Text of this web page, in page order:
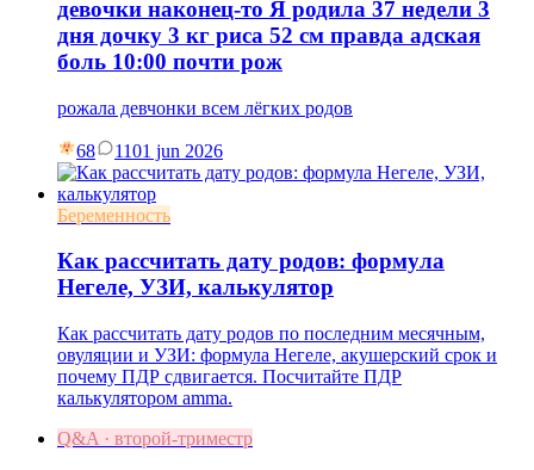
девочки наконец-то Я родила 37 недели 3
дня дочку 3 кг риса 52 см правда адская
боль 10:00 почти рож
рожала девчонки всем лёгких родов
68 1101 jun 2026
Беременность
Как рассчитать дату родов: формула
Негеле, УЗИ, калькулятор
Как рассчитать дату родов по последним месячным,
овуляции и УЗИ: формула Негеле, акушерский срок и
почему ПДР сдвигается. Посчитайте ПДР
калькулятором amma.
Q&A · второй-триместр